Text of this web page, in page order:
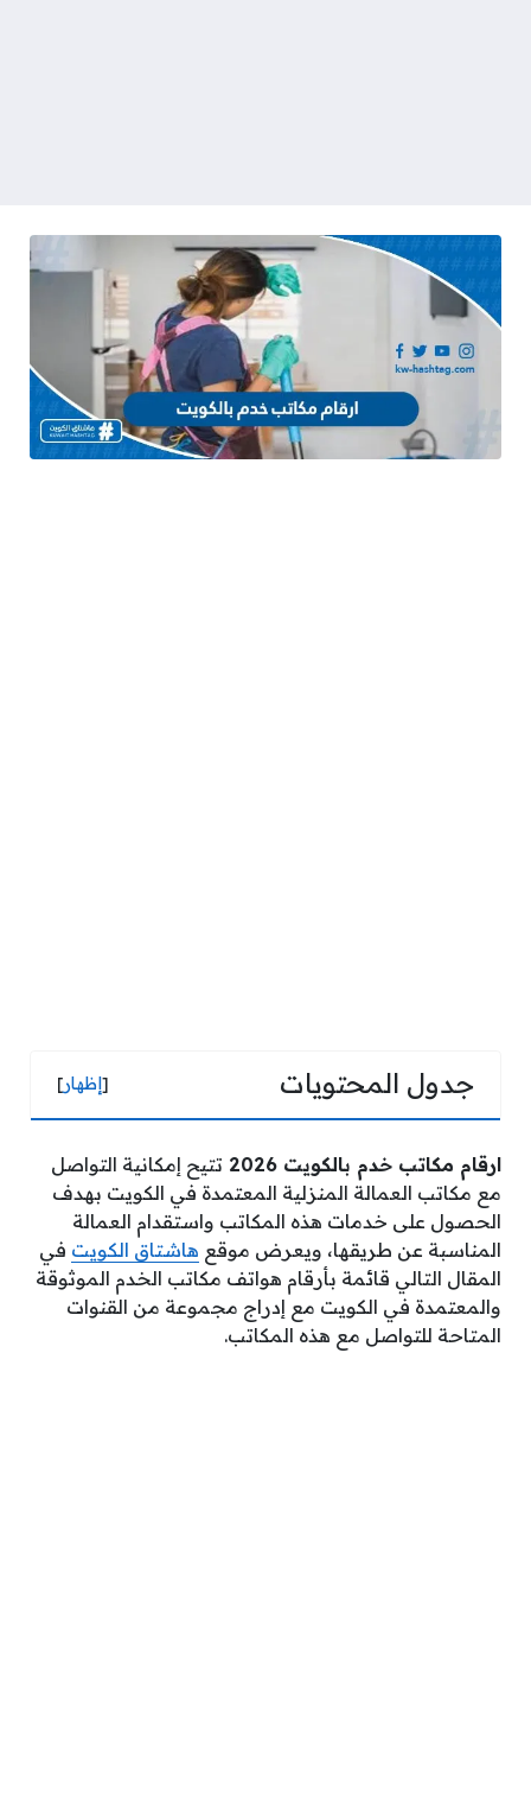
جدول المحتويات [إظهار]
ارقام مكاتب خدم بالكويت 2026
تتيح إمكانية التواصل
مع مكاتب العمالة المنزلية المعتمدة في الكويت بهدف
الحصول على خدمات هذه المكاتب واستقدام العمالة
المناسبة عن طريقها، ويعرض موقع هاشتاق الكويت في
المقال التالي قائمة بأرقام هواتف مكاتب الخدم الموثوقة
والمعتمدة في الكويت مع إدراج مجموعة من القنوات
المتاحة للتواصل مع هذه المكاتب.